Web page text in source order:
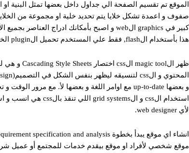
الموقع تم تقسيم الصفحة الي جداول داخل بعضها تمثل البنية
هذا بأستخدام الflash, فقط علي المستخدم تحميل الplugin الخاص بالflash و انتظار تحميله(processing time).
لأي web designer.